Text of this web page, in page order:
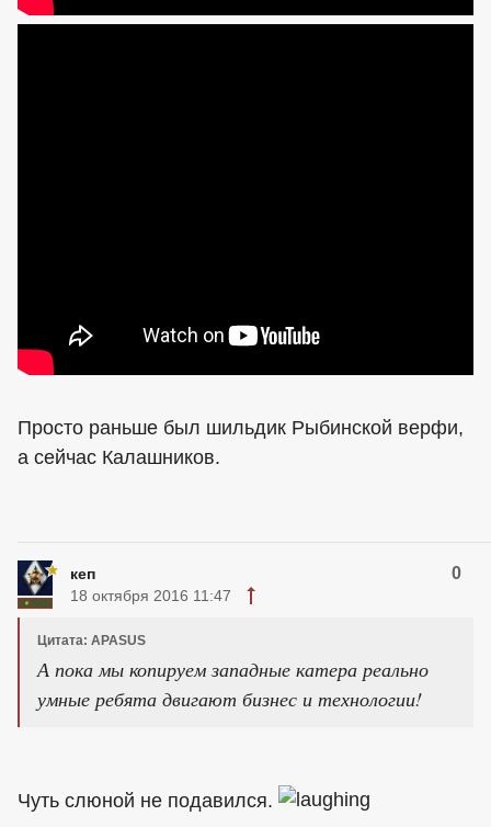
Просто раньше был шильдик Рыбинской верфи,
а сейчас Калашников.
кеп 0
18 октября 2016 11:47
Цитата: APASUS
А пока мы копируем западные катера реально
умные ребята двигают бизнес и технологии!
Чуть слюной не подавился.